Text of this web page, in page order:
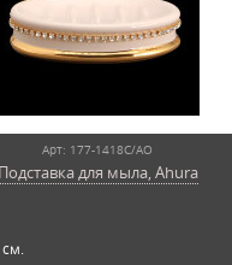
Арт: 177-1418C/AO
Подставка для мыла, Ahura
см.